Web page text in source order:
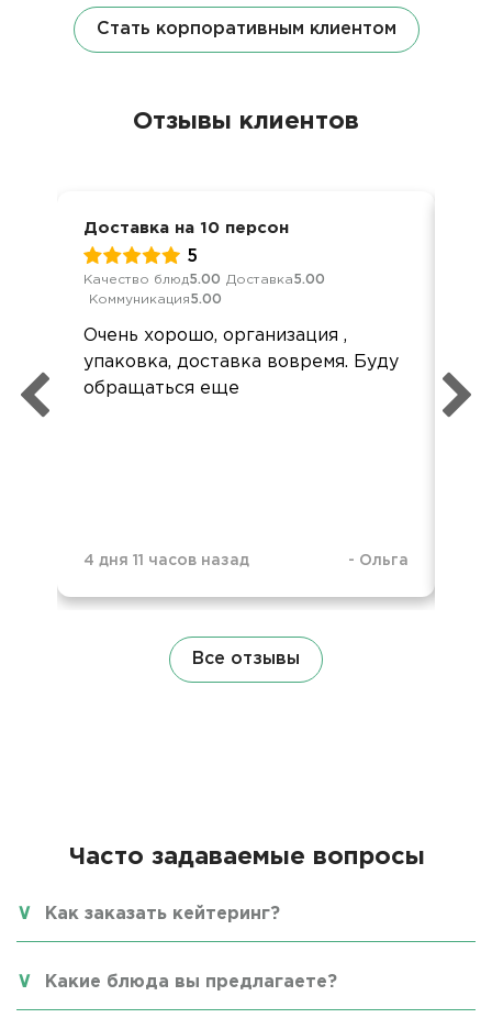
Стать корпоративным клиентом
Отзывы клиентов
Доставка на 10 персон
5
Качество блюд5.00 Доставка5.00
Коммуникация5.00
Очень хорошо, организация ,
упаковка, доставка вовремя. Буду
обращаться еще
4 дня 11 часов назад - Ольга
Все отзывы
Часто задаваемые вопросы
Как заказать кейтеринг?
Какие блюда вы предлагаете?